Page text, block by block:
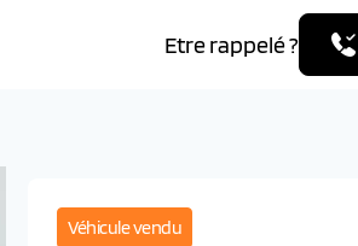
Etre rappelé ?
Véhicule vendu